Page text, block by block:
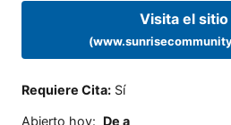
Visita el
Requiere Cita: Sí
Abierto hoy: De a